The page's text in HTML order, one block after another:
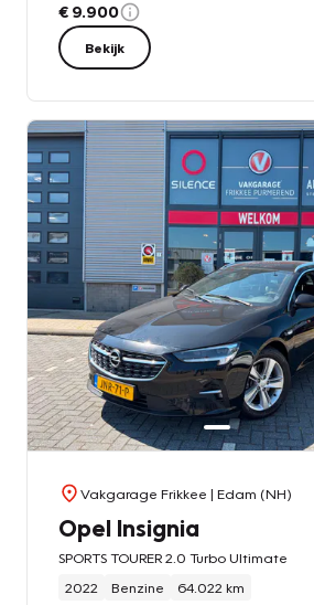
€ 9.900
Bekijk
Vakgarage Frikkee | Edam (NH)
Opel Insignia
SPORTS TOURER 2.0 Turbo Ultimate
2022
Benzine 64.022 km